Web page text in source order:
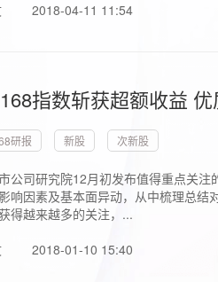
2018-04-11 11:54
指数斩获超额收益
研报 新股 次新股
公司研究院12月初发布值得重点关
响因素及基本面异动，从中梳理总
得越来越多的关注，...
2018-01-10 15:40